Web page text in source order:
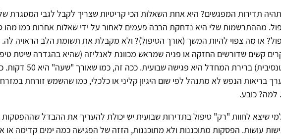
תדירות המפגשים? היא אחת השאלות הכי קריטיות שצריך לקבל לגבי המסגרת
מההתרשמות שלי היא נדחקת הרבה פעמים לאחור על ידי שאלות אחרות כמו מהו
או מה צפוי להיות המשך (אורך הטיפול)? ולא מקבלת את תשומת הלב הראויה
קשים שדורשים החזקה או פניה שמראש מכוונת לאנליזה (שהיא בהגדרה שיטת
אינטנסיבית) ברירת המחדל היא פגישה שבועית. ככה זה, כמו
בריאות הנפש לא מתנהל לפי שום היגיון קליני או כלכלי, כמו שהשמש זורחת
למה? כובע.
שיצא לחוות "רק" טיפול בתדירות שבועית יש יכולת להעריך את ההבדל שההפסקות
עושות. הפסקות מתוכננות ולא מתוכננות, הזזה של הפגישה כמה ימים קדימה או